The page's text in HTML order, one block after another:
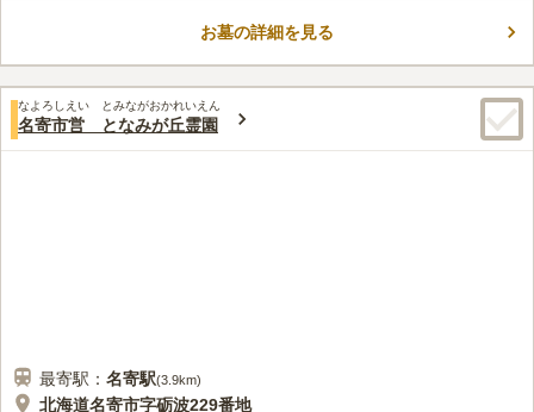
お墓の詳細を見る
なよろしえい とみながおかれいえん
名寄市営 となみが丘霊園
最寄駅： 名寄駅(3.9km)
北海道名寄市字砺波229番地